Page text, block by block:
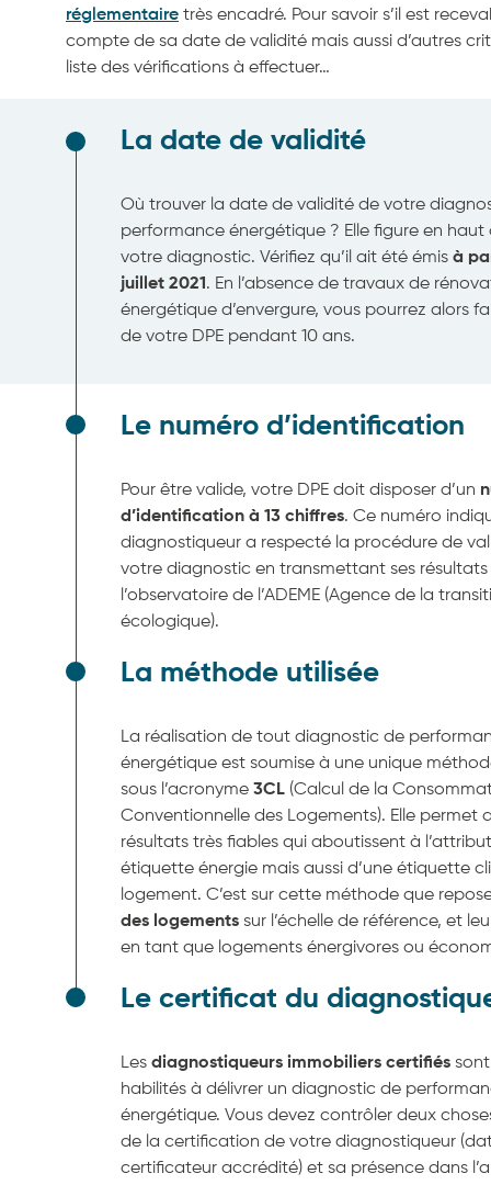
réglementaire très encadré. Pour savoir s’il est
compte de sa date de validité mais aussi d’autres
liste des vérifications à effectuer…
La date de validité
Où trouver la date de validité de votre
performance énergétique ? Elle figure en
votre diagnostic. Vérifiez qu’il ait été émis à
juillet 2021. En l’absence de travaux de
énergétique d’envergure, vous pourrez alors
de votre DPE pendant 10 ans.
Le numéro d’identification
Pour être valide, votre DPE doit disposer d’un
d’identification à 13 chiffres. Ce numéro
diagnostiqueur a respecté la procédure de
votre diagnostic en transmettant ses résultats
l’observatoire de l’ADEME (Agence de la
écologique).
La méthode utilisée
La réalisation de tout diagnostic de
énergétique est soumise à une unique
sous l’acronyme 3CL (Calcul de la
Conventionnelle des Logements). Elle permet
résultats très fiables qui aboutissent à
étiquette énergie mais aussi d’une étiquette
logement. C’est sur cette méthode que
des logements sur l’échelle de référence, et
en tant que logements énergivores ou
Le certificat du
Les diagnostiqueurs immobiliers certifiés sont
habilités à délivrer un diagnostic de
énergétique. Vous devez contrôler deux
de la certification de votre diagnostiqueur
certificateur accrédité) et sa présence dans